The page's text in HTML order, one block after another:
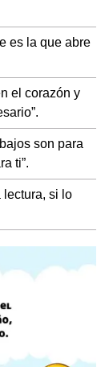
es la que abre
el corazón y
son para
ti”.
lectura, si lo